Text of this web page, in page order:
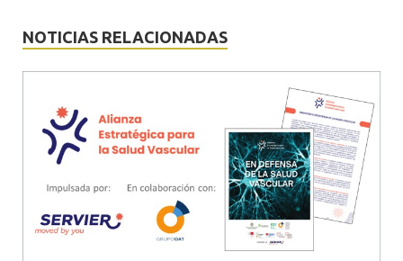
NOTICIAS RELACIONADAS